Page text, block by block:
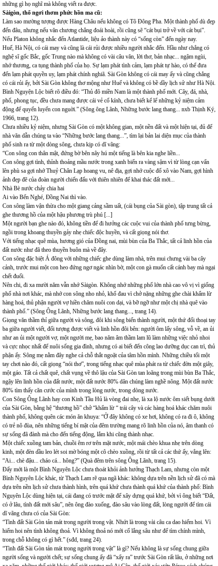
những gì họ nghĩ mà không viết ra được.
Sàigòn, thổ ngơi thơm phức hồn ma cũ:
Làm sao mường tượng được Hàng Châu nếu không có Tô Đông Pha. Một thành phố dù đẹp
đến đâu, nhưng nếu văn chương chẳng đoái hoài, rồi cũng sẽ “cát bụi trở về với cát bụi”.
Nếu Platon không nhắc đến Atlantide, liệu ảo thành này có “sống còn” đến ngày nay.
Huế, Hà Nội, có cái may và cũng là cái rủi được nhiều người nhắc đến. Hầu như chẳng có
nghệ sĩ gốc Bắc, gốc Trung nào mà không có vài câu văn, lời thơ, bản nhạc... ngậm ngùi,
nhớ thương, ca tụng thành phố của họ. Sự lạm phát tình cảm, lạm phát tự hào, có thể đưa
đến lạm phát quyền uy, lạm phát chính nghiã. Sài Gòn không có cái may ấy và cũng chẳng
có cái rủi ấy, bởi Sài Gòn không thơ mộng như Huế và không có bề dầy lịch sử như Hà Nội.
Bình Nguyện Lộc biết rõ điều đó: “Thủ đô miền Nam là một thành phố mới. Cây, đá, nhà,
phố, phong tục, đều chưa mang được cái vẻ cổ kính, chưa biết kể lể những kỷ niệm cảm
động để quyến luyến con nguời.” (Sông ông Lãnh, Những bước lang thang... nxb Thịnh Ký,
1966, trang 12).
Chưa nhiều kỷ niệm, nhưng Sài Gòn có một không gian, một nền đất và một hiện tại, đủ để
nhà văn dẫn chúng ta vào “Những bước lang thang...”, tìm lại bản lai diện mục của thành
phố sinh ra từ một dòng sông, chưa kịp có dĩ vãng:
“Con sông con thân mật, đứng bờ bên nây hú một tiếng là bên kia nghe liền...
Con sông gợi tình, thỉnh thoảng mầu nước trong xanh biến ra vàng sậm vì từ lòng cạn vẩn
lên phù sa gợi nhớ Thuỷ Chân Lạp hoang vu, nê địa, gợi nhớ cuộc đổ xô vào Nam, gợi hình
ảnh đẹp đẽ của đoàn người chiến đấu với thiên nhiên để khai thác đất mới...
Nhà Bè nước chảy chia hai
Ai vào Bến Nghé, Đồng Nai thì vào.
Con sông làm vận thừa cho một giang cảng sầm uất, (cái bụng của Sài gòn), tập trung tất cả
ghe thương hồ của một hậu phương trù phú [...]
Một người bạn ghe nào đó, không tiền để đi hưởng các cuộc vui của thành phố tưng bừng,
ngồi trong khoang thuyền gảy nhẹ chiếc độc huyền, và cất giọng nói thơ.
Với tiếng nhạc quê mùa, hương gió của Đồng nai, mùi bùn của Ba Thắc, tất cả linh hồn của
đất nước như đã theo thuyền buôn mà về đây.
Con sông đặc biệt Á đông với những chiếc ghe dùng làm nhà, trên mui chưng vài ba cây
cảnh, trước mui một con heo đứng ngơ ngác nhìn bờ, một con gà muốn cất cánh bay mà ngại
chết đuối.
Nên chi, đi xa mười năm vẫn nhớ Sàigòn. Không nhớ những phố lớn nhà cao vô vị vì giống
phố nhà nơi khác, mà nhớ con sông nho nhỏ, khổ đau vì chở nặng những ghe chài khẩm lừ
hàng hoá, thủ phận người vợ hiền chăm nuôi con dại, và bỡ ngỡ như một chị nhà quê vào
thành phố.” (Sông Ông Lãnh, Những bước lang thang..., trang 14).
Giọng văn thầm thỉ giữa người và sông, đôi khi sông biến thành người, một thứ đối thoại tay
ba giữa người viết, đối tượng được viết và linh hồn đôi bên: người ôm lấy sông, vỗ về, an ủi
như an ủi một người vợ, một người mẹ, bao năm âm thầm lam lũ làm những việc nhỏ nhoi
và cực nhọc nhất để nuôi sống gia đình, nhưng có ai biết đến công lao dưỡng dục can trì, thủ
phận ấy. Sông mẹ nằm đây nghe cả chỗ thắt ngoặt của tâm hồn mình. Những chiều tối một
tay chơi nào đó, cất giọng “nói thơ”, trong tiếng nhạc quê mùa phát ra từ chiếc đờn một giây,
một gáo. Tất cả chất quê, chất vụng về thô lậu của Sài Gòn tan loãng trong mùi bùn Ba Thắc,
ngậy lên linh hồn của đất nước, một đất nước 80% dân chúng làm nghề nông. Một đất nước
80% tìm thấy căn cước của mình trong lòng nước, trong dòng nước.
Con Sông Ông Lãnh hay con Kinh Tầu Hủ là vòng đai nhẹ, là xa lộ nước ôm siết bụng dưới
của Sài Gòn, bằng hệ “thương hồ” chở “khẩm lừ “ trái cây và các hàng hoá khác chăm nuôi
thành phố, không quên các món ăn khuya: “Ở đây không có xe hơi, không có ra đi ô, không
có trẻ nô đùa, nên những tiếng bí mật của đêm trường mang rõ linh hồn của nó, âm thanh có
sự sống đã đành mà cho đến tiếng động, lắm khi cũng thành nhạc.
Một chiếc xuồng tam bản, chuồi êm rơ trên mặt nước, một mái chèo khua nhẹ trên dòng
kinh, một đèn dầu leo lét soi mờ bóng một cô chèo xuồng, rồi từ tất cả các thứ ấy, vẳng lên:
“Ai... chè đậu... cháo cá... hông?” (Quà đêm trên sông Ông Lãnh, trang 15).
Đấy mới là một Bình Nguyên Lộc chưa thoát khỏi ảnh hưởng Thạch Lam, nhưng còn một
Bình Nguyên Lộc khác, từ Thạch Lam rẽ qua ngã khác: không dựa trên nền lịch sử đã có mà
dựa trên nền lịch sử chưa thành hình, trên quá khứ chưa thành quá khứ của thành phố: Bình
Nguyên Lộc dùng hiện tại, cái đang có trước mặt để xây dựng quá khứ, bởi vì ông biết “Đất,
có ở lâu, tình đất mới sâu”, nên ông đào xuống, đào sâu vào lòng đất, lòng người để tìm cái
dĩ vãng chưa có của Sài Gòn:
“Tình đất Sài Gòn tản mát trong người trong vật. Nhứt là trong vài câu ca dao hiếm hoi. Vì
hiếm hoi nên tình không thoả. Vì không thoả nó mới cố lắng sâu như để tìm chính mình,
trong chỗ không có gì hết.” (sđd, trang 24).
“Tình đất Sài Gòn tản mát trong người trong vật” là gì? Nếu không là sự sống chung giữa
người sống và người chết; sự sống chung ấy đã “xẩy ra” trước Sài Gòn rất lâu, ở những nơi